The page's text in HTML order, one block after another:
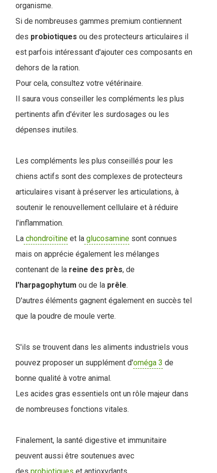
organisme.
Si de nombreuses gammes premium contiennent
des probiotiques ou des protecteurs articulaires il
est parfois intéressant d'ajouter ces composants en
dehors de la ration.
Pour cela, consultez votre vétérinaire.
Il saura vous conseiller les compléments les plus
pertinents afin d'éviter les surdosages ou les
dépenses inutiles.
Les compléments les plus conseillés pour les
chiens actifs sont des complexes de protecteurs
articulaires visant à préserver les articulations, à
soutenir le renouvellement cellulaire et à réduire
l'inflammation.
La chondroïtine et la glucosamine sont connues
mais on apprécie également les mélanges
contenant de la reine des près, de
l'harpagophytum ou de la prêle.
D'autres éléments gagnent également en succès tel
que la poudre de moule verte.
S'ils se trouvent dans les aliments industriels vous
pouvez proposer un supplément d'oméga 3 de
bonne qualité à votre animal.
Les acides gras essentiels ont un rôle majeur dans
de nombreuses fonctions vitales.
Finalement, la santé digestive et immunitaire
peuvent aussi être soutenues avec
des probiotiques et antioxydants.